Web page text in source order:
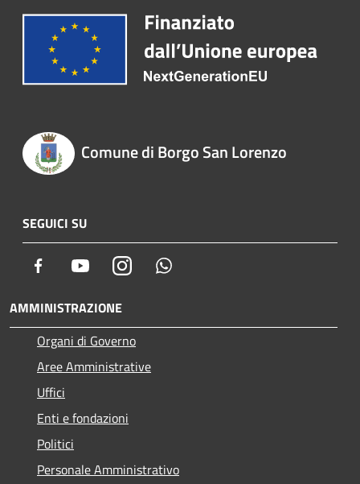
Comune di Borgo San Lorenzo
SEGUICI SU
Facebook YoutubeInstagram
AMMINISTRAZIONE
Organi di Governo
Aree Amministrative
Uffici
Enti e fondazioni
Politici
Personale Amministrativo